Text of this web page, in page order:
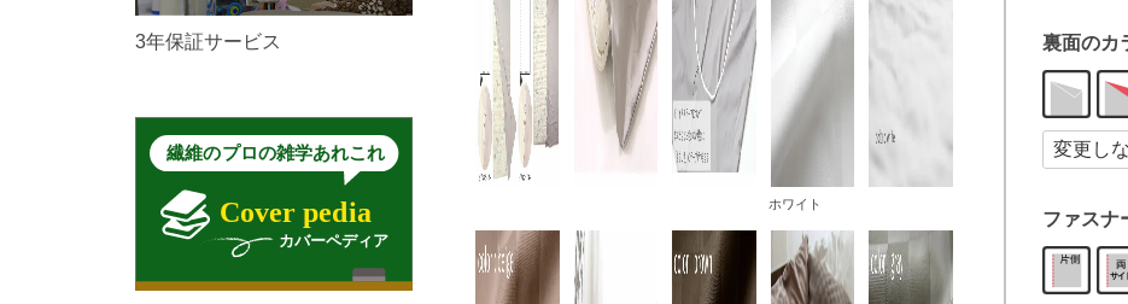
3年保証サービス
ホワイト
裏面のカ
ファスナ